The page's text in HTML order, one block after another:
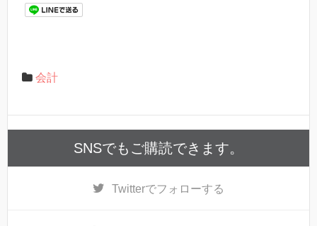
会計
SNSでもご購読できます。
Twitterでフォローする